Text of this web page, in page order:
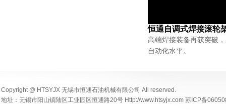
恒通自调式焊接滚轮
高端焊接装备再获突破
自动化水平。
Copyright @ HTSYJX 无锡市恒通石油机械有限公司 All reserved.
地址：无锡市阳山镇陆区工业园区恒通路20号 Http://www.htsyjx.com 苏ICP备